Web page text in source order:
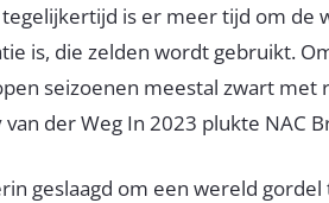
is er meer tijd om de
is, die zelden wordt gebruikt.
seizoenen meestal zwart
van der Weg In 2023 plukte NAC
geslaagd om een wereld